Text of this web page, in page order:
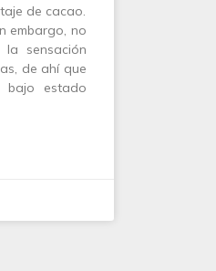
de cacao.
embargo, no
sensación
de ahí que
bajo estado